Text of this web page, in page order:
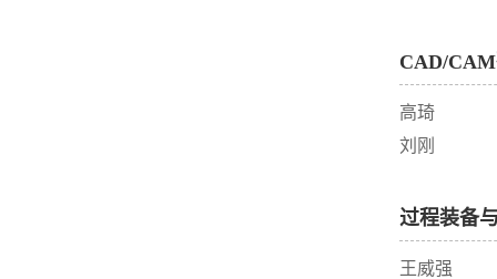
CAD/
高琦
刘刚
过程装备
王威强